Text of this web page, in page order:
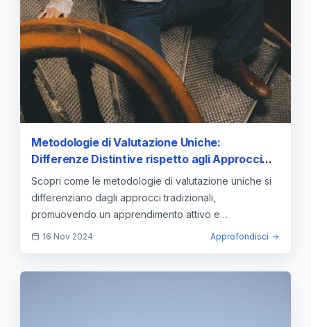
Metodologie di Valutazione Uniche:
Differenze Distintive rispetto agli Approcci
Tradizionali
Scopri come le metodologie di valutazione uniche si
differenziano dagli approcci tradizionali,
promuovendo un apprendimento attivo e
personalizzato.
16 Nov 2024 Approfondisci